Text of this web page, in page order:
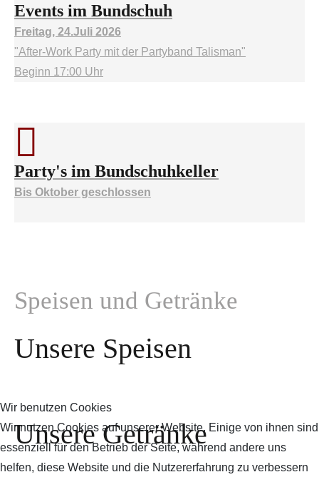
Events im Bundschuh
Freitag, 24.Juli 2026
"After-Work Party mit der Partyband Talisman"
Beginn 17:00 Uhr
Party's im Bundschuhkeller
Bis Oktober geschlossen
Speisen und Getränke
Unsere Speisen
Unsere Getränke
Wir benutzen Cookies
Wir nutzen Cookies auf unserer Website. Einige von ihnen sind
essenziell für den Betrieb der Seite, während andere uns
helfen, diese Website und die Nutzererfahrung zu verbessern